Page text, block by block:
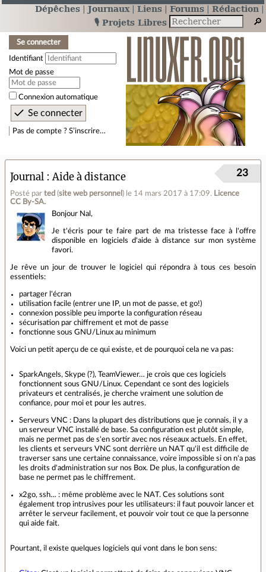
Dépêches Journaux Liens Forums
Rédaction
🎙️ Projets Libres
Se connecter
Identifiant
Mot de passe
Connexion automatique
Pas de compte ? S’inscrire…
Journal Aide à distance
Posté par ted (site web personnel ) le 14 mars 2017 à 17:09. Licence
CC By‑SA.
23
Bonjour Nal,
Je t'écris pour te faire part de ma tristesse face à l'offre
disponible en logiciels d'aide à distance sur mon système
favori.
Je rêve un jour de trouver le logiciel qui répondra à tous ces besoin
essentiels:
partager l'écran
utilisation facile (entrer une IP, un mot de passe, et go!)
connexion possible peu importe la configuration réseau
sécurisation par chiffrement et mot de passe
fonctionne sous GNU/Linux au minimum
Voici un petit aperçu de ce qui existe, et de pourquoi cela ne va pas:
SparkAngels, Skype (?), TeamViewer… je crois que ces logiciels
fonctionnent sous GNU/Linux. Cependant ce sont des logiciels
privateurs et centralisés, je cherche vraiment une solution de
confiance, pour moi et pour les autres.
Serveurs VNC : Dans la plupart des distributions que je connais, il y a
un serveur VNC installé de base. Sa configuration est plutôt simple,
mais ne permet pas de s'en sortir avec nos réseaux actuels. En effet,
les clients et serveurs VNC sont derrière un NAT qu'il est difficile de
traverser sans une certaine connaissance, voire impossible si on n'a pas
les droits d'administration sur nos Box. De plus, la configuration de
base ne permet pas le chiffrement.
x2go, ssh… : même problème avec le NAT. Ces solutions sont
également trop intrusives pour les utilisateurs: il faut pouvoir lancer et
arrêter le serveur facilement, et pouvoir voir tout ce que la personne
qui aide fait.
Pourtant, il existe quelques logiciels qui vont dans le bon sens: